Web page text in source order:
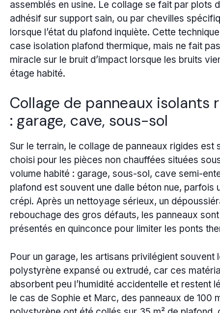
assemblés en usine. Le collage se fait par plots
adhésif sur support sain, ou par chevilles
lorsque l’état du plafond inquiète. Cette
case isolation plafond thermique, mais ne fait
miracle sur le bruit d’impact lorsque les bruits
étage habité.
Collage de panneaux isolants
: garage, cave, sous-sol
Sur le terrain, le collage de panneaux rigides est
choisi pour les pièces non chauffées situées
volume habité : garage, sous-sol, cave semi-
plafond est souvent une dalle béton nue, parfois
crépi. Après un nettoyage sérieux, un
rebouchage des gros défauts, les panneaux sont
présentés en quinconce pour limiter les ponts
Pour un garage, les artisans privilégient souvent
polystyrène expansé ou extrudé, car ces
absorbent peu l’humidité accidentelle et restent
le cas de Sophie et Marc, des panneaux de 100